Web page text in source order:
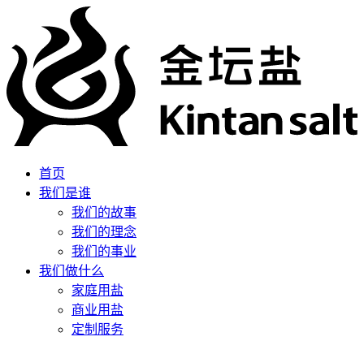
首页
我们是谁
我们的故事
我们的理念
我们的事业
我们做什么
家庭用盐
商业用盐
定制服务